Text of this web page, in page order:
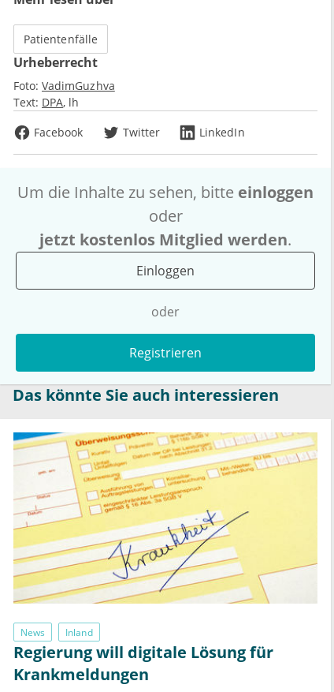
Patientenfälle
Urheberrecht
Foto: VadimGuzhva
Text: DPA lh
Facebook
Twitter LinkedIn
Um die Inhalte zu sehen, bitte einloggen
oder
jetzt kostenlos Mitglied werden.
Einloggen
oder
Registrieren
Das könnte Sie auch interessieren
News Inland
Regierung will digitale Lösung für
Krankmeldungen